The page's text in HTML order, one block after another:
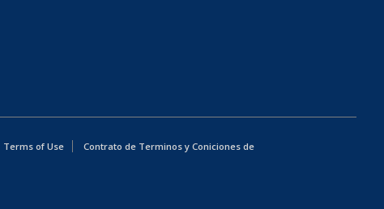
Terms of Use
Contrato de Terminos y Coniciones de